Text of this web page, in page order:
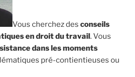
Vous cherchez des conseils
en droit du travail. Vous
dans les moments
pré-contientieuses ou